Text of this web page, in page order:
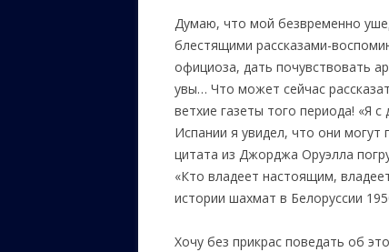
Думаю, что мой безвременно
блестящими рассказами-
официоза, дать почувствовать
увы… Что может сейчас
ветхие газеты того периода! «Я
Испании я увидел, что они
цитата из Джорджа Оруэлла
«Кто владеет настоящим,
истории шахмат в Белоруссии
Хочу без прикрас поведать об